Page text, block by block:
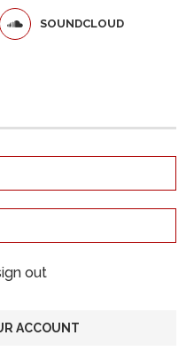
SOUNDCLOUD
out